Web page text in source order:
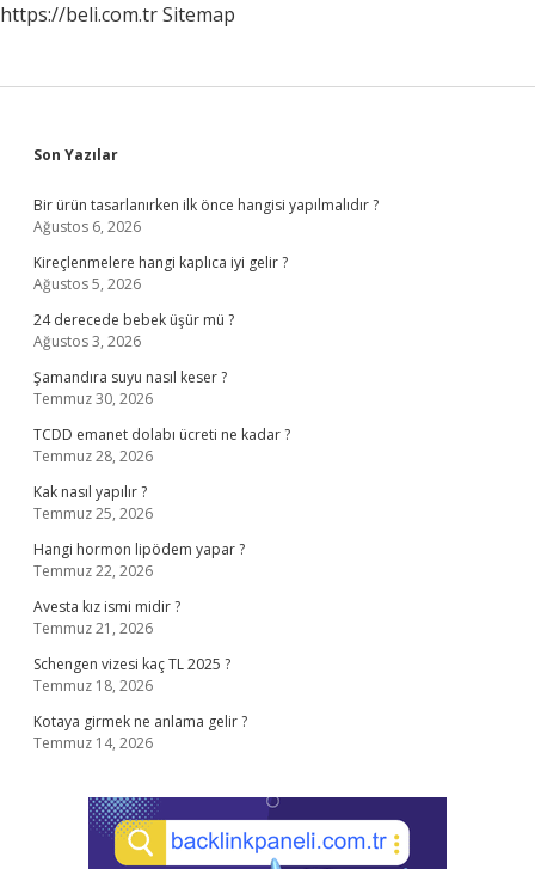
https://beli.com.trSitemap
Sidebar
Son Yazılar
Bir ürün tasarlanırken ilk önce hangisi yapılmalıdır ?
Ağustos 6, 2026
Kireçlenmelere hangi kaplıca iyi gelir ?
Ağustos 5, 2026
24 derecede bebek üşür mü ?
Ağustos 3, 2026
Şamandıra suyu nasıl keser ?
Temmuz 30, 2026
TCDD emanet dolabı ücreti ne kadar ?
Temmuz 28, 2026
Kak nasıl yapılır ?
Temmuz 25, 2026
Hangi hormon lipödem yapar ?
Temmuz 22, 2026
Avesta kız ismi midir ?
Temmuz 21, 2026
Schengen vizesi kaç TL 2025 ?
Temmuz 18, 2026
Kotaya girmek ne anlama gelir ?
Temmuz 14, 2026